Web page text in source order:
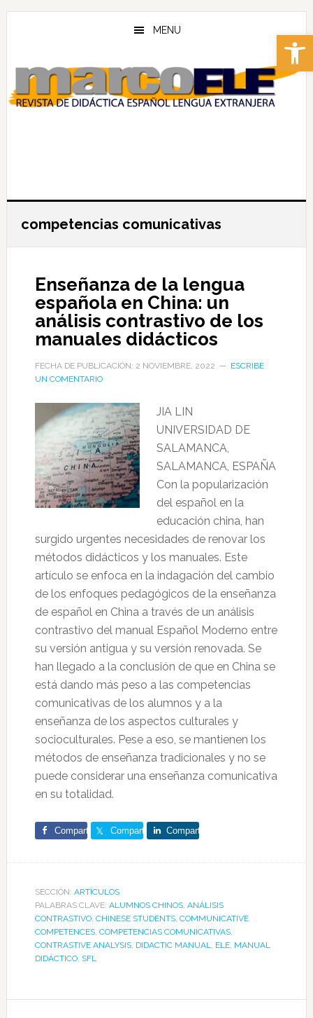
Abrir
Skip
content
Skip
MENU
competencias comunicativas
Enseñanza de la lengua
española en China: un
análisis contrastivo de los
manuales didácticos
FECHA DE PUBLICACIÓN: 2 NOVIEMBRE, 2022
ESCRIBE
UN COMENTARIO
JIA LIN
UNIVERSIDAD DE
SALAMANCA,
SALAMANCA, ESPAÑA
Con la popularización
del español en la
educación china, han
surgido urgentes necesidades de renovar los
métodos didácticos y los manuales. Este
artículo se enfoca en la indagación del cambio
de los enfoques pedagógicos de la enseñanza
de español en China a través de un análisis
contrastivo del manual Español Moderno entre
su versión antigua y su versión renovada. Se
han llegado a la conclusión de que en China se
está dando más peso a las competencias
comunicativas de los alumnos y a la
enseñanza de los aspectos culturales y
socioculturales. Pese a eso, se mantienen los
métodos de enseñanza tradicionales y no se
puede considerar una enseñanza comunicativa
en su totalidad.
Comparte Comparte Comparte
SECCIÓN: ARTÍCULOS
PALABRAS CLAVE: ALUMNOS CHINOS, ANÁLISIS
CONTRASTIVO, CHINESE STUDENTS, COMMUNICATIVE
COMPETENCES, COMPETENCIAS COMUNICATIVAS,
CONTRASTIVE ANALYSIS, DIDACTIC MANUAL, ELE, MANUAL
DIDÁCTICO, SFL